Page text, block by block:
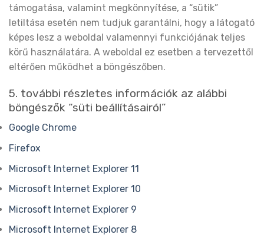
támogatása, valamint megkönnyítése, a “sütik”
letiltása esetén nem tudjuk garantálni, hogy a látogató
képes lesz a weboldal valamennyi funkciójának teljes
körű használatára. A weboldal ez esetben a tervezettől
eltérően működhet a böngészőben.
5. további részletes információk az alábbi
böngészők “süti beállításairól”
Google Chrome
Firefox
Microsoft Internet Explorer 11
Microsoft Internet Explorer 10
Microsoft Internet Explorer 9
Microsoft Internet Explorer 8